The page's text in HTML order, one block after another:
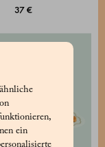
ein
37 €